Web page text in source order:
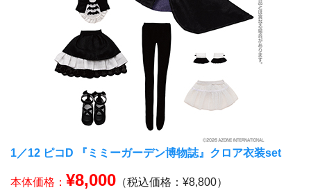
1／12 ピコD 『ミミーガーデン博物誌』クロア衣装set
本体価格： ¥8,000 （税込価格：¥8,800）